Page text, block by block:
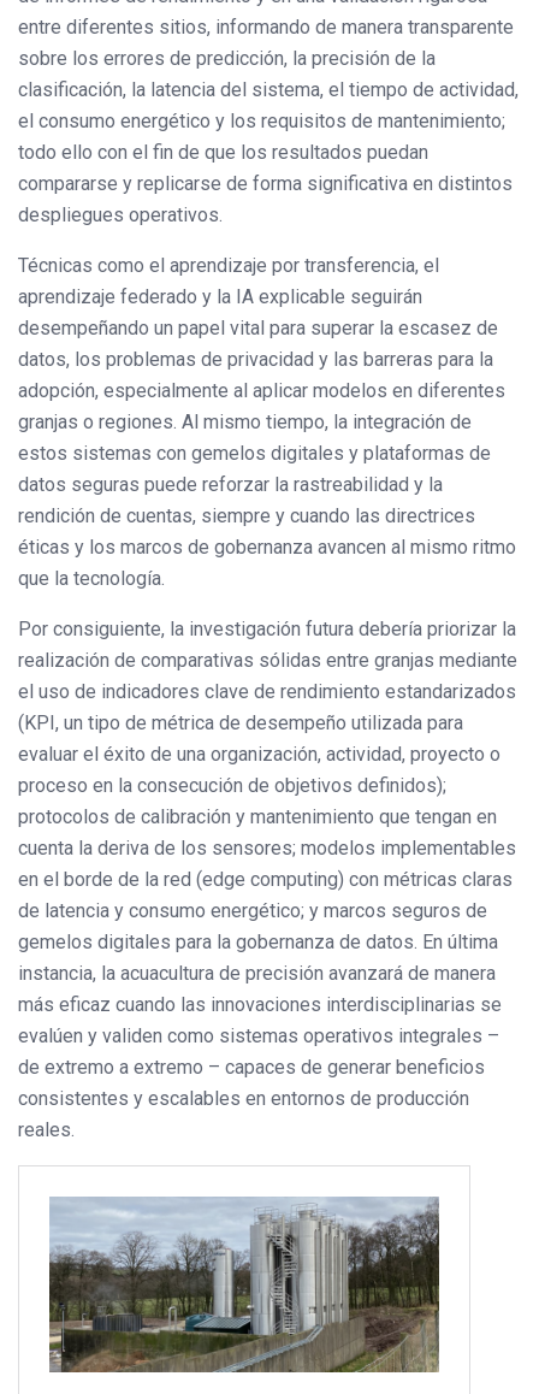
entre diferentes sitios, informando de manera transparente
sobre los errores de predicción, la precisión de la
clasificación, la latencia del sistema, el tiempo de actividad,
el consumo energético y los requisitos de mantenimiento;
todo ello con el fin de que los resultados puedan
compararse y replicarse de forma significativa en distintos
despliegues operativos.
Técnicas como el aprendizaje por transferencia, el
aprendizaje federado y la IA explicable seguirán
desempeñando un papel vital para superar la escasez de
datos, los problemas de privacidad y las barreras para la
adopción, especialmente al aplicar modelos en diferentes
granjas o regiones. Al mismo tiempo, la integración de
estos sistemas con gemelos digitales y plataformas de
datos seguras puede reforzar la rastreabilidad y la
rendición de cuentas, siempre y cuando las directrices
éticas y los marcos de gobernanza avancen al mismo ritmo
que la tecnología.
Por consiguiente, la investigación futura debería priorizar la
realización de comparativas sólidas entre granjas mediante
el uso de indicadores clave de rendimiento estandarizados
(KPI, un tipo de métrica de desempeño utilizada para
evaluar el éxito de una organización, actividad, proyecto o
proceso en la consecución de objetivos definidos);
protocolos de calibración y mantenimiento que tengan en
cuenta la deriva de los sensores; modelos implementables
en el borde de la red (edge computing) con métricas claras
de latencia y consumo energético; y marcos seguros de
gemelos digitales para la gobernanza de datos. En última
instancia, la acuacultura de precisión avanzará de manera
más eficaz cuando las innovaciones interdisciplinarias se
evalúen y validen como sistemas operativos integrales –
de extremo a extremo – capaces de generar beneficios
consistentes y escalables en entornos de producción
reales.